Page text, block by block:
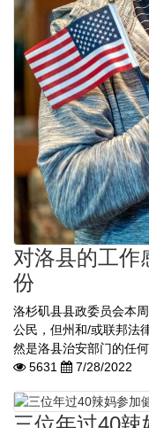
对洛县的工作
份
洛杉矶县县政委员会本
公民，但州和/或联邦法
然是洛县治安部门的任何
5631
7/28/2022